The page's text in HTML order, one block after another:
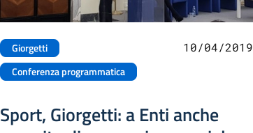
Giorgetti
Conferenza programmatica
10/04/2019
Sport, Giorgetti: a Enti anche